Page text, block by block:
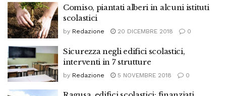
Comiso, piantati alberi in alcuni istituti
scolastici
by Redazione 20 DICEMBRE 2018 0
Sicurezza negli edifici scolastici,
interventi in 7 strutture
by Redazione 5 NOVEMBRE 2018 0